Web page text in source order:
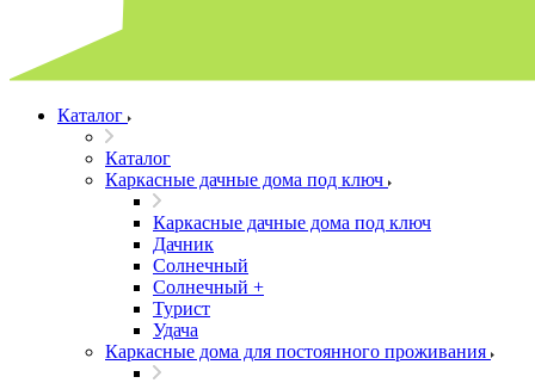
Каталог
Каталог
Каркасные дачные дома под ключ
Каркасные дачные дома под ключ
Дачник
Солнечный
Солнечный +
Турист
Удача
Каркасные дома для постоянного проживания